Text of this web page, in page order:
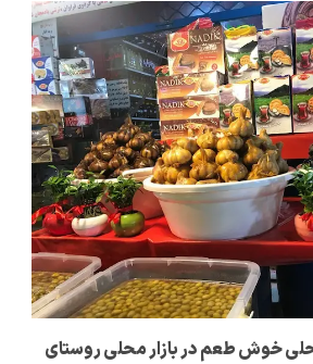
خوش طعم در بازار محلی روستای